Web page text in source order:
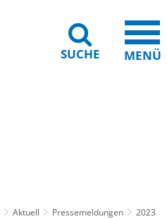
SUCHE MENÜ
Aktuell Pressemeldungen
2023